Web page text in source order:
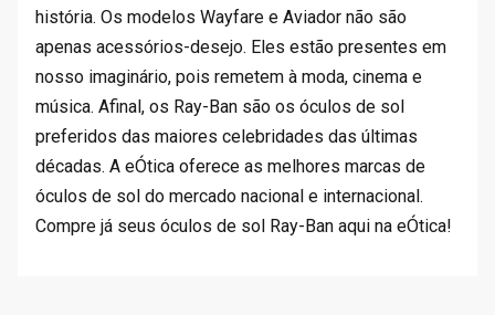
história. Os modelos Wayfare e Aviador não são
apenas acessórios-desejo. Eles estão presentes em
nosso imaginário, pois remetem à moda, cinema e
música. Afinal, os Ray-Ban são os óculos de sol
preferidos das maiores celebridades das últimas
décadas. A eÓtica oferece as melhores marcas de
óculos de sol do mercado nacional e internacional.
Compre já seus óculos de sol Ray-Ban aqui na eÓtica!